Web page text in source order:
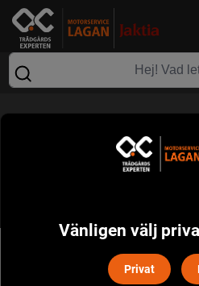
POPULÄRT I DENNA
Vänligen välj
Privat